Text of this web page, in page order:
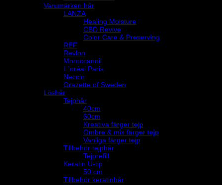
Varumärken hår
LANZA
Healing Moisture
CBD Revive
Color Care & Preserving
REF
Revlon
Moroccanoil
L´oréal Paris
Neccin
Grazette of Sweden
Löshår
Tejphår
40cm
60cm
Kreativa färger tejp
Ombre & mix färger tejp
Vanliga färger tejp
Tillbehör tejphår
Tejprefill
Keratin U-tip
50 cm
Tillbehör keratinhår